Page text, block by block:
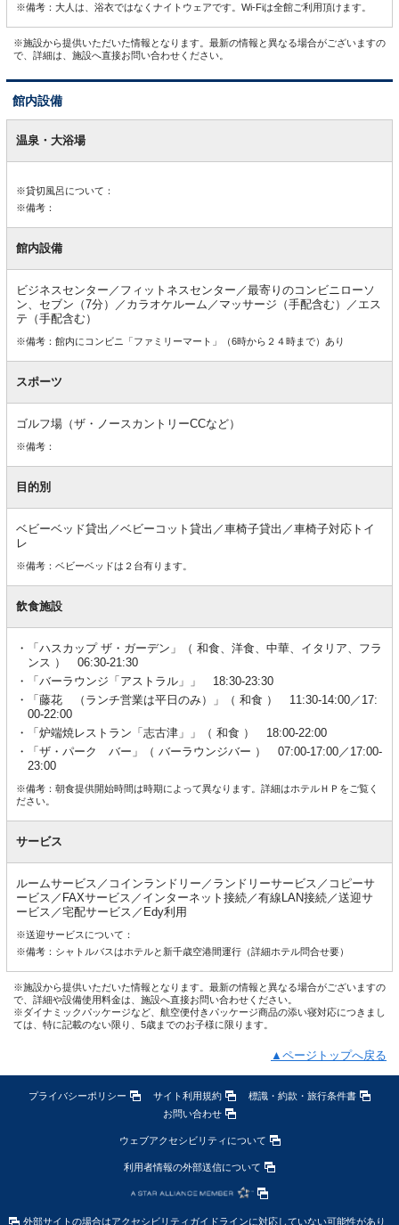
※備考：大人は、浴衣ではなくナイトウェアです。Wi-Fiは全館ご利用頂けます。
※施設から提供いただいた情報となります。最新の情報と異なる場合がございますの
で、詳細は、施設へ直接お問い合わせください。
館内設備
内温泉・大浴場
※貸切風呂について：
※備考：
館内設備
ビジネスセンター／フィットネスセンター／最寄りのコンビニローソ
ン、セブン（7分）／カラオケルーム／マッサージ（手配含む）／エス
テ（手配含む）
※備考：館内にコンビニ「ファミリーマート」（6時から２４時まで）あり
スポーツ
ゴルフ場（ザ・ノースカントリーCCなど）
※備考：
目的別
ベビーベッド貸出／ベビーコット貸出／車椅子貸出／車椅子対応トイ
レ
※備考：ベビーベッドは２台有ります。
飲食施設
「ハスカップ ザ・ガーデン」（ 和食、洋食、中華、イタリア、フラ
ンス ） 06:30-21:30
「バーラウンジ「アストラル」」 18:30-23:30
「藤花 （ランチ営業は平日のみ）」（ 和食 ） 11:30-14:00／17:
00-22:00
「炉端焼レストラン「志古津」」（ 和食 ） 18:00-22:00
「ザ・パーク バー」（ バーラウンジバー ） 07:00-17:00／17:00-
23:00
※備考：朝食提供開始時間は時期によって異なります。詳細はホテルＨＰをご覧く
ださい。
サービス
ルームサービス／コインランドリー／ランドリーサービス／コピーサ
ービス／FAXサービス／インターネット接続／有線LAN接続／送迎サ
ービス／宅配サービス／Edy利用
※送迎サービスについて：
※備考：シャトルバスはホテルと新千歳空港間運行（詳細ホテル問合せ要）
※施設から提供いただいた情報となります。最新の情報と異なる場合がございますの
で、詳細や設備使用料金は、施設へ直接お問い合わせください。
※ダイナミックパッケージなど、航空便付きパッケージ商品の添い寝対応につきまし
ては、特に記載のない限り、5歳までのお子様に限ります。
▲ページトップへ戻る
プライバシーポリシー サイト利用規約
標識・約款・旅行条件書
お問い合わせ
ウェブアクセシビリティについて
利用者情報の外部送信について
外部サイトの場合はアクセシビリティガイドラインに対応していない可能性があり